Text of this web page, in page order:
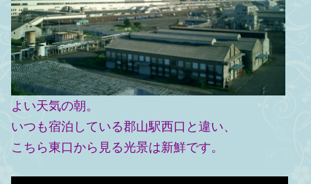
よい天気の朝。
いつも宿泊している郡山駅西口と違い、
こちら東口から見る光景は新鮮です。